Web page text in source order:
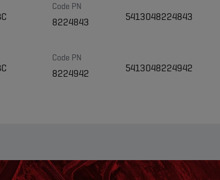
Code PN
8224843 5413048224843
Code PN
8224942 5413048224942